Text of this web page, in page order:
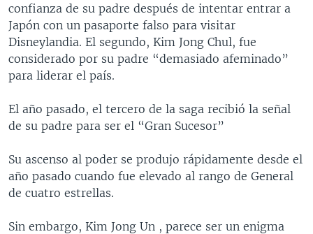
confianza de su padre después de intentar entrar a
Japón con un pasaporte falso para visitar
Disneylandia. El segundo, Kim Jong Chul, fue
considerado por su padre “demasiado afeminado”
para liderar el país.
El año pasado, el tercero de la saga recibió la señal
de su padre para ser el “Gran Sucesor”
Su ascenso al poder se produjo rápidamente desde el
año pasado cuando fue elevado al rango de General
de cuatro estrellas.
Sin embargo, Kim Jong Un , parece ser un enigma